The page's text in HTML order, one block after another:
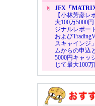
JFX「
【小林芳彦レ
大100万5000
ジナルレポー
および
スキャインジ
ムからの申込
5000円キャッ
じて最大100